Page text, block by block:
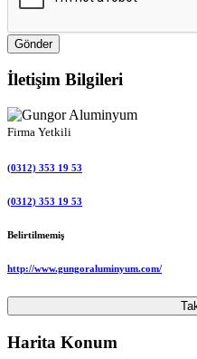
Gönder
İletişim Bilgileri
Firma Yetkili
(0312) 353 19 53
(0312) 353 19 53
Belirtilmemiş
http://www.gungoraluminyum.com/
Harita Konum